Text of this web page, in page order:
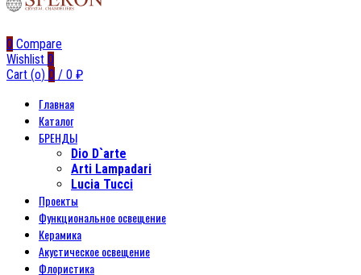
0 Compare
Wishlist 0
Cart (o) 0 / 0 ₽
Главная
Каталог
БРЕНДЫ
Dio D`arte
Arti Lampadari
Lucia Tucci
Проекты
Функциональное освещение
Керамика
Акустическое освещение
Флористика